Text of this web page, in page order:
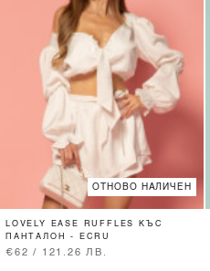
ОТНОВО НАЛИЧЕН
LOVELY EASE RUFFLES КЪС
ПАНТАЛОН - ECRU
€62 / 121.26 ЛВ.